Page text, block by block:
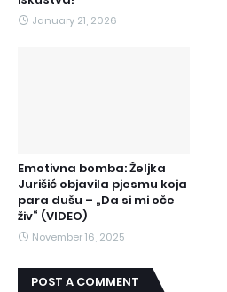
January 21, 2026
Emotivna bomba: Željka
Jurišić objavila pjesmu koja
para dušu – „Da si mi oče
živ“ (VIDEO)
November 16, 2025
POST A COMMENT